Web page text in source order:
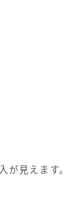
が見えます。